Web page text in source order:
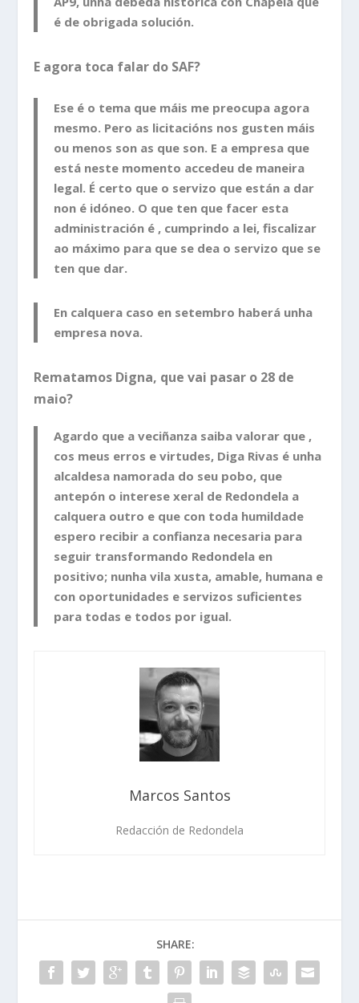
é de obrigada solución.
E agora toca falar do SAF?
Ese é o tema que máis me preocupa agora
mesmo. Pero as licitacións nos gusten máis
ou menos son as que son. E a empresa que
está neste momento accedeu de maneira
legal. É certo que o servizo que están a dar
non é idóneo. O que ten que facer esta
administración é , cumprindo a lei, fiscalizar
ao máximo para que se dea o servizo que se
ten que dar.
En calquera caso en setembro haberá unha
empresa nova.
Rematamos Digna, que vai pasar o 28 de
maio?
Agardo que a veciñanza saiba valorar que ,
cos meus erros e virtudes, Diga Rivas é unha
alcaldesa namorada do seu pobo, que
antepón o interese xeral de Redondela a
calquera outro e que con toda humildade
espero recibir a confianza necesaria para
seguir transformando Redondela en
positivo; nunha vila xusta, amable, humana e
con oportunidades e servizos suficientes
para todas e todos por igual.
Marcos Santos
Redacción de Redondela
SHARE: